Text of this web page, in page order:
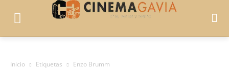
Inicio Etiquetas Enzo Brumm